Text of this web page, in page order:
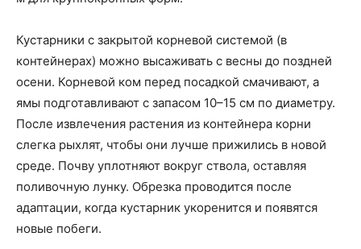
Кустарники с закрытой корневой системой (в
контейнерах) можно высаживать с весны до поздней
осени. Корневой ком перед посадкой смачивают, а
ямы подготавливают с запасом 10–15 см по диаметру.
После извлечения растения из контейнера корни
слегка рыхлят, чтобы они лучше прижились в новой
среде. Почву уплотняют вокруг ствола, оставляя
поливочную лунку. Обрезка проводится после
адаптации, когда кустарник укоренится и появятся
новые побеги.